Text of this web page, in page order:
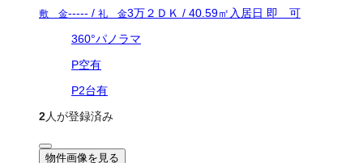
敷 金----- / 礼 金3万２ＤＫ / 40.59㎡ 入居日 即 可
360°パノラマ
P空有
P2台有
2人が登録済み
物件画像を見る